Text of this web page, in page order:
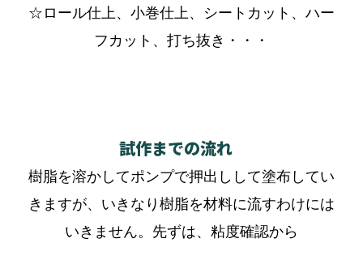
☆ロール仕上、小巻仕上、シートカット、ハー
フカット、打ち抜き・・・
試作までの流れ
樹脂を溶かしてポンプで押出しして塗布してい
きますが、いきなり樹脂を材料に流すわけには
いきません。先ずは、粘度確認から